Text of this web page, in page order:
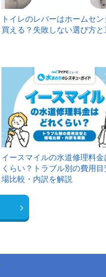
トイレのレバーはホームセ
買える？失敗しない選び方と
イースマイルの水道修理料金
くらい？トラブル別の費用目
場比較・内訳を解説